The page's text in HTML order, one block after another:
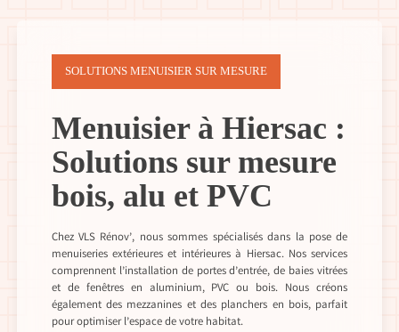
SOLUTIONS MENUISIER SUR MESURE
Menuisier à Hiersac :
Solutions sur mesure
bois, alu et PVC
Chez VLS Rénov’, nous sommes spécialisés dans la pose de
menuiseries extérieures et intérieures à Hiersac. Nos services
comprennent l’installation de portes d’entrée, de baies vitrées
et de fenêtres en aluminium, PVC ou bois. Nous créons
également des mezzanines et des planchers en bois, parfait
pour optimiser l’espace de votre habitat.